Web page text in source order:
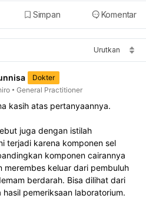
Simpan Komentar
Urutkan
Dokter
General Practitioner
kasih atas pertanyaannya.
juga dengan istilah
terjadi karena komponen sel
komponen cairannya
merembes keluar dari pembuluh
berdarah. Bisa dilihat dari
pemeriksaan laboratorium.